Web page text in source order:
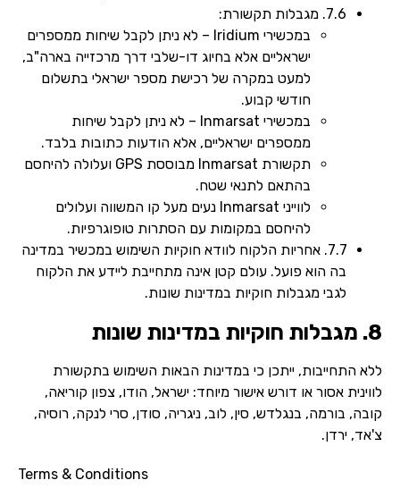
7.6. מגבלות תקשורת:
במכשירי Iridium – לא ניתן לקבל שיחות ממספרים
ישראליים אלא בחיוג דו-שלבי דרך מרכזייה בארה"ב,
למעט במקרה של רכישת מספר ישראלי בתשלום
חודשי קבוע.
במכשירי Inmarsat – לא ניתן לקבל שיחות
ממספרים ישראליים, אלא הודעות כתובות בלבד.
תקשורת Inmarsat מבוססת GPS ועלולה להיחסם
בהתאם לתנאי שטח.
לווייני Inmarsat נעים מעל קו המשווה ועלולים
להיחסם במקומות עם הסתרות טופוגרפיות.
7.7. אחריות הלקוח לוודא חוקיות השימוש במכשיר במדינה
בה הוא פועל. עולם קטן אינה מתחייבת ליידע את הלקוח
לגבי מגבלות חוקיות במדינות שונות.
8. מגבלות חוקיות במדינות שונות
ללא התחייבות, ייתכן כי במדינות הבאות השימוש בתקשורת
לווינית אסור או דורש אישור מיוחד: ישראל, הודו, צפון קוריאה,
קובה, בורמה, בנגלדש, סין, לוב, ניגריה, סודן, סרי לנקה, רוסיה,
צ'אד, ירדן.
Terms & Conditions